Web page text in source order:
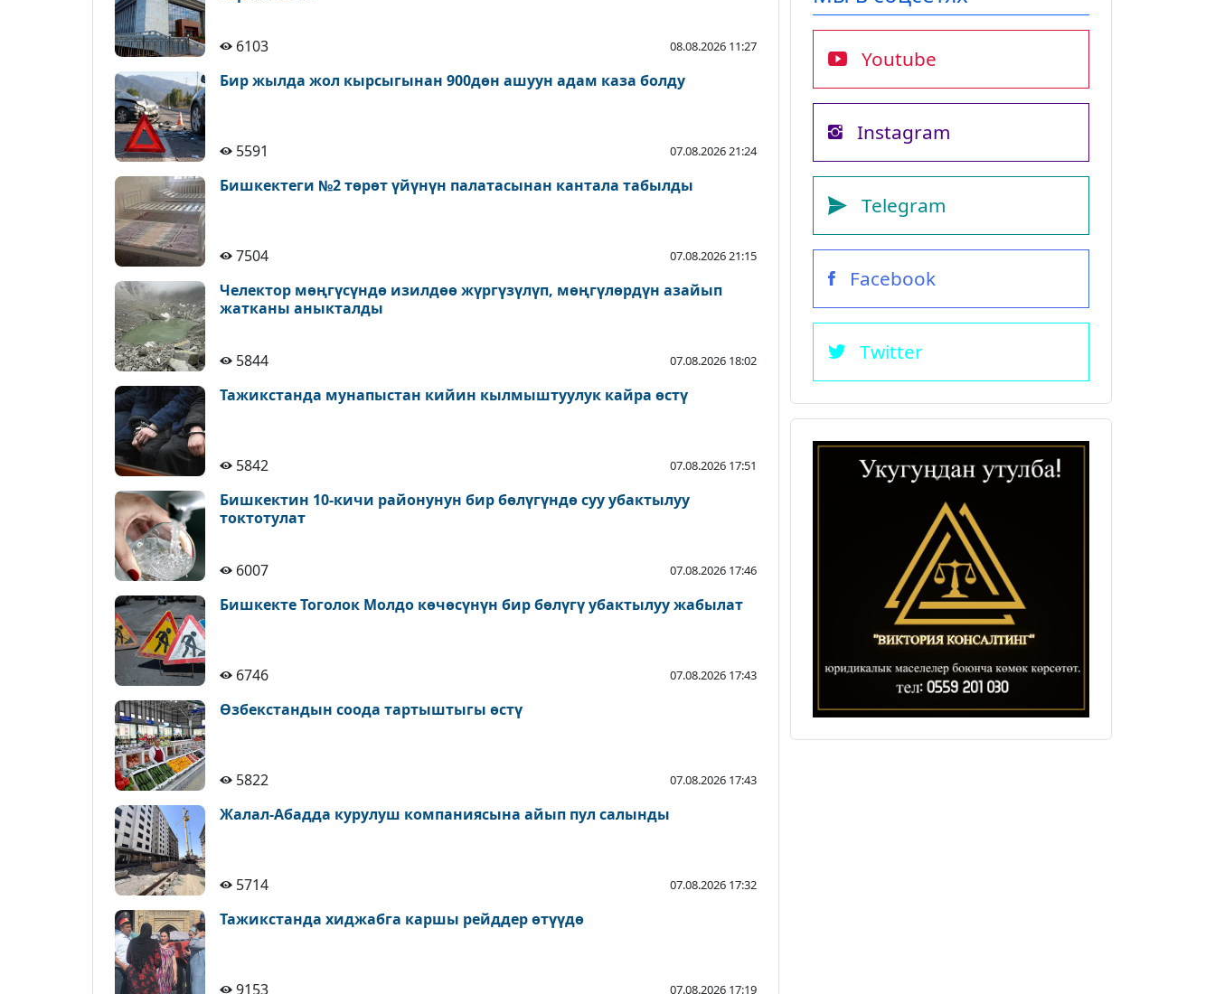
6103 08.08.2026 11:27
Бир жылда жол кырсыгынан 900дөн ашуун адам каза болду
5591 07.08.2026 21:24
Бишкектеги №2 төрөт үйүнүн палатасынан кантала табылды
7504 07.08.2026 21:15
Челектор мөңгүсүндө изилдөө жүргүзүлүп, мөңгүлөрдүн азайып
жатканы аныкталды
5844 07.08.2026 18:02
Тажикстанда мунапыстан кийин кылмыштуулук кайра өстү
5842 07.08.2026 17:51
Бишкектин 10-кичи районунун бир бөлүгүндө суу убактылуу
токтотулат
6007 07.08.2026 17:46
Бишкекте Тоголок Молдо көчөсүнүн бир бөлүгү убактылуу жабылат
6746 07.08.2026 17:43
Өзбекстандын соода тартыштыгы өстү
5822 07.08.2026 17:43
Жалал-Абадда курулуш компаниясына айып пул салынды
5714 07.08.2026 17:32
Тажикстанда хиджабга каршы рейддер өтүүдө
9153 07.08.2026 17:19
Youtube
Instagram
Telegram
Facebook
Twitter